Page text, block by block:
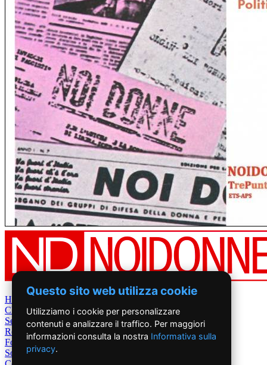
Home
Chi Siamo
Settimanale
Rete News
Foto&Video
Sostienici
Questo sito web utilizza cookie
Utilizziamo i cookie per personalizzare
contenuti e analizzare il traffico. Per maggiori
informazioni consulta la nostra Informativa sulla
privacy.